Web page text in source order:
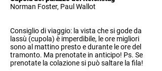
Norman Foster, Paul Wallot
Consiglio di viaggio: la vista che si gode da
lassù (cupola) è imperdibile, le ore migliori
sono al mattino presto e durante le ore del
tramonto. Ma prenotate in anticipo! Ps. Se
prenotate la colazione si può saltare la fila!